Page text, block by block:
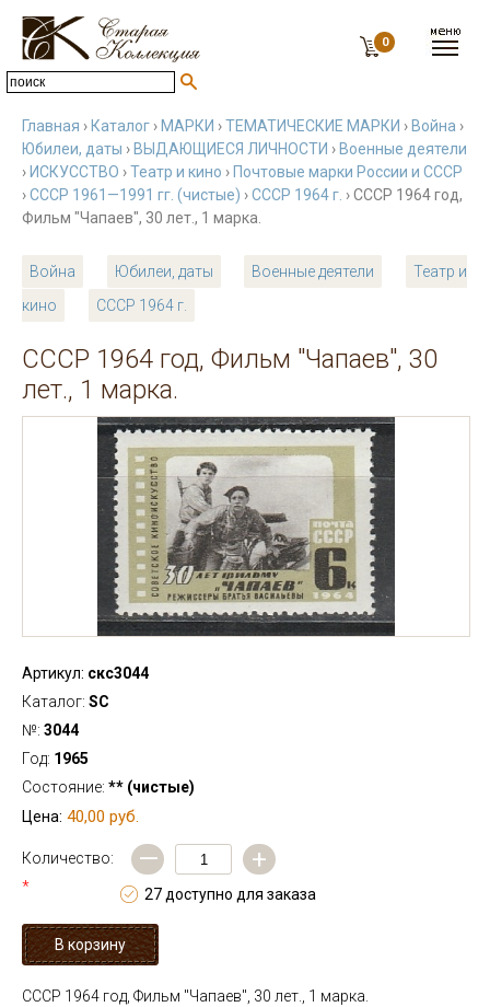
0
Главная › Каталог › МАРКИ ›ТЕМАТИЧЕСКИЕ МАРКИ › Война ›
Юбилеи, даты › ВЫДАЮЩИЕСЯ ЛИЧНОСТИ › Военные деятели
› ИСКУССТВО ›Театр и кино › Почтовые марки России и СССР
›СССР 1961—1991 гг. (чистые) ›СССР 1964 г. › СССР 1964 год,
Фильм "Чапаев", 30 лет., 1 марка.
Война Юбилеи, даты Военные деятели
Театр и
кино
СССР 1964 г.
СССР 1964 год, Фильм "Чапаев", 30
лет., 1 марка.
Артикул: скс3044
Каталог: SC
№: 3044
Год: 1965
Состояние: ** (чистые)
Цена: 40,00 руб.
Количество:
*
— +
27 доступно для заказа
СССР 1964 год, Фильм "Чапаев", 30 лет., 1 марка.